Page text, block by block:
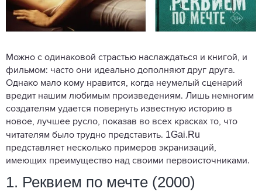
Можно с одинаковой страстью наслаждаться и книгой, и
фильмом: часто они идеально дополняют друг друга.
Однако мало кому нравится, когда неумелый сценарий
вредит нашим любимым произведениям. Лишь немногим
создателям удается повернуть известную историю в
новое, лучшее русло, показав во всех красках то, что
читателям было трудно представить. 1Gai.Ru
представляет несколько примеров экранизаций,
имеющих преимущество над своими первоисточниками.
1. Реквием по мечте (2000)